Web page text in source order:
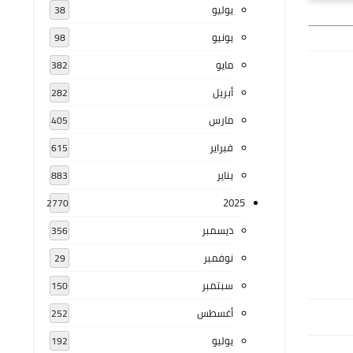
يوليو 38
يونيو 98
مايو 382
أبريل 282
مارس 405
فبراير 615
يناير 883
2025
2770
ديسمبر 356
نوفمبر 29
سبتمبر 150
أغسطس 252
يوليو 192